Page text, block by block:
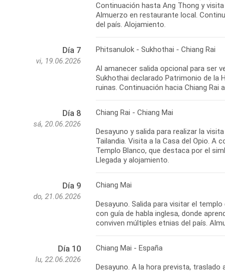
Continuación hasta Ang Thong y
Almuerzo en restaurante local.
Día 7
vi, 19.06.2026
Phitsanulok - Sukhothai - Chiang Rai
Al amanecer salida opcional para ser
Sukhothai declarado Patrimonio de la
Día 8
sá, 20.06.2026
Chiang Rai - Chiang Mai
Desayuno y salida para realizar la
Tailandia. Visita a la Casa del Opio. A
Templo Blanco, que destaca por el
Día 9
do, 21.06.2026
Chiang Mai
Desayuno. Salida para visitar el
con guía de habla inglesa, donde
Día 10
lu, 22.06.2026
Chiang Mai - España